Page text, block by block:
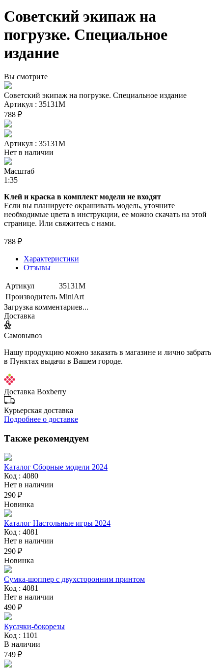
Советский экипаж на
погрузке. Специальное
издание
Вы смотрите
Советский экипаж на погрузке. Специальное издание
Артикул : 35131М
788 ₽
Артикул : 35131М
Нет в наличии
Масштаб
1:35
Клей и краска в комплект модели не входят
Если вы планируете окрашивать модель, уточните
необходимые цвета в инструкции, ее можно скачать на этой
странице. Или свяжитесь с нами.
788 ₽
Характеристики
Отзывы
Артикул
35131М
Производитель MiniArt
Загрузка комментариев...
Доставка
Самовывоз
Нашу продукцию можно заказать в магазине и лично забрать
в Пунктах выдачи в Вашем городе.
Доставка Boxberry
Курьерская доставка
Подробнее о доставке
Также рекомендуем
Каталог Сборные модели 2024
Код : 4080
Нет в наличии
290 ₽
Новинка
Каталог Настольные игры 2024
Код : 4081
Нет в наличии
290 ₽
Новинка
Сумка-шоппер с двухсторонним принтом
Код : 4081
Нет в наличии
490 ₽
Кусачки-бокорезы
Код : 1101
В наличии
749 ₽